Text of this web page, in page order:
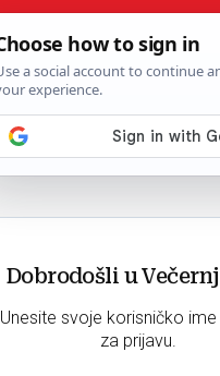
Dobrodošli u
Unesite svoje korisničko ime
za prijavu.